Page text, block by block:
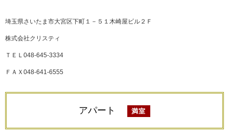
埼玉県さいたま市大宮区下町１－５１木崎屋ビル２Ｆ
株式会社クリスティ
ＴＥＬ048-645-3334
ＦＡＸ048-641-6555
アパート 満室